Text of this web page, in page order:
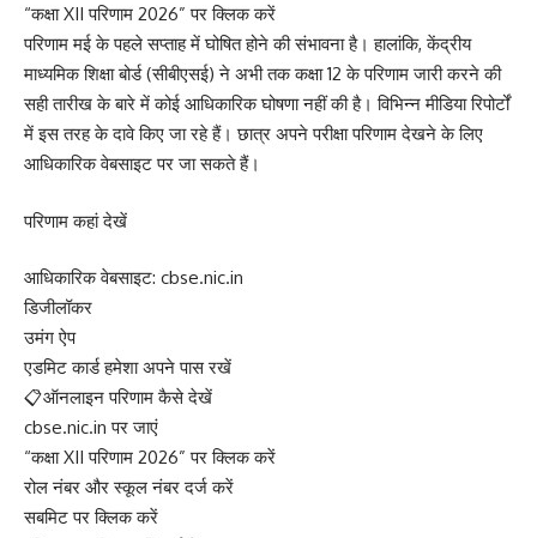
“कक्षा XII परिणाम 2026” पर क्लिक करें
परिणाम मई के पहले सप्ताह में घोषित होने की संभावना है। हालांकि, केंद्रीय
माध्यमिक शिक्षा बोर्ड (सीबीएसई) ने अभी तक कक्षा 12 के परिणाम जारी करने की
सही तारीख के बारे में कोई आधिकारिक घोषणा नहीं की है। विभिन्न मीडिया रिपोर्टों
में इस तरह के दावे किए जा रहे हैं। छात्र अपने परीक्षा परिणाम देखने के लिए
आधिकारिक वेबसाइट पर जा सकते हैं।
परिणाम कहां देखें
आधिकारिक वेबसाइट: cbse.nic.in
डिजीलॉकर
उमंग ऐप
एडमिट कार्ड हमेशा अपने पास रखें
📋ऑनलाइन परिणाम कैसे देखें
cbse.nic.in पर जाएं
“कक्षा XII परिणाम 2026” पर क्लिक करें
रोल नंबर और स्कूल नंबर दर्ज करें
सबमिट पर क्लिक करें